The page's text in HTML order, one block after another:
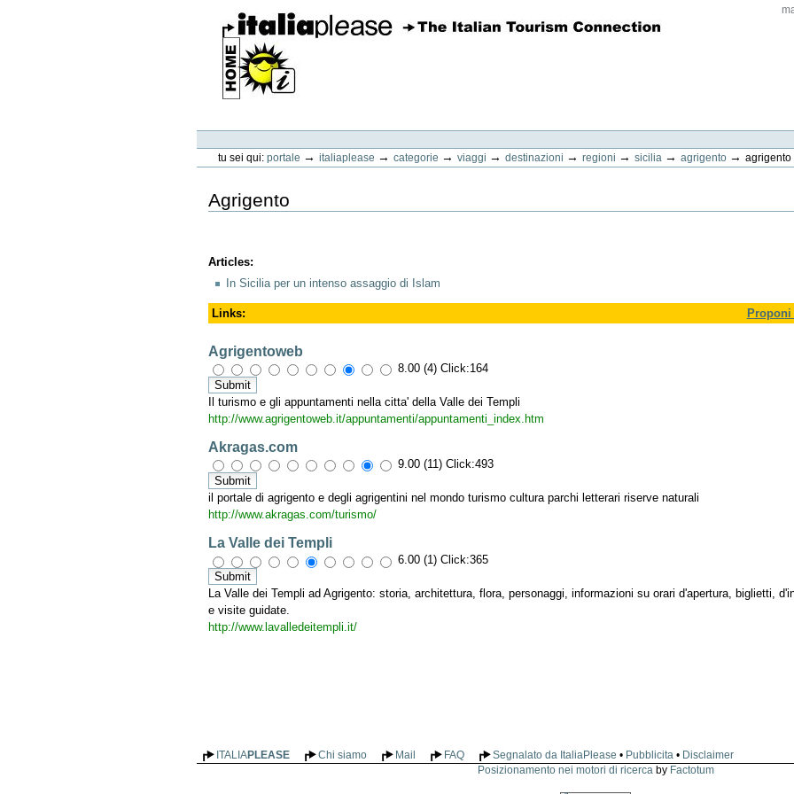
contenuti.
Spostati
navigazione
personali
tu sei qui: portale → italiaplease → categorie → viaggi → destinazioni → regioni → sicilia → agrigento → agrigento
Agrigento
Articles:
In Sicilia per un intenso assaggio di Islam
Links:
Agrigentoweb
8.00 (4) Click:164
Il turismo e gli appuntamenti nella citta' della Valle dei Templi
http://www.agrigentoweb.it/appuntamenti/appuntamenti_index.htm
Akragas.com
9.00 (11) Click:493
il portale di agrigento e degli agrigentini nel mondo turismo cultura parchi letterari riserve naturali
http://www.akragas.com/turismo/
La Valle dei Templi
6.00 (1) Click:365
La Valle dei Templi ad Agrigento: storia, architettura, flora, personaggi, informazioni su orari d'apertura, biglietti,
e visite guidate.
http://www.lavalledeitempli.it/
ITALIAPLEASE Chi siamo Mail FAQ Segnalato da ItaliaPlease • Pubblicita • Disclaimer
Posizionamento nei motori di ricerca by Factotum